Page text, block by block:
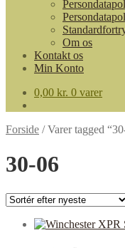
Om os
Kontakt os
Min Konto
0,00 kr. 0 varer
Forside /Varer tagged
30-06